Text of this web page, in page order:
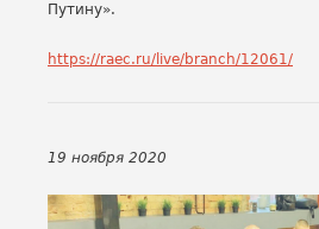
Путину».
https://raec.ru/live/branch/12061/
19 ноября 2020